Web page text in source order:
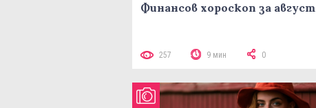
Финансов хороскоп за август
257 9 мин 0